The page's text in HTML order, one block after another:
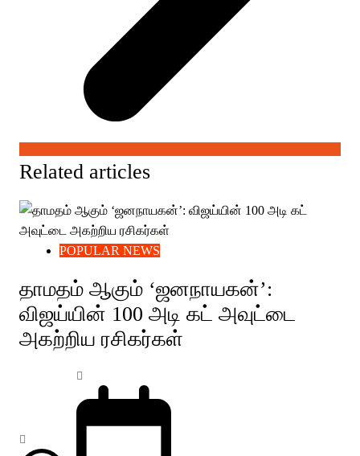
Related articles
POPULAR NEWS
தாமதம் ஆகும் ‘ஜனநாயகன்’:
விஜய்யின் 100 அடி கட் அவுட்டை
அகற்றிய ரசிகர்கள்